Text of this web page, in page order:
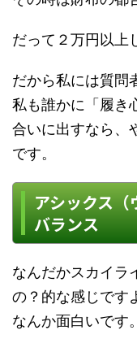
だって２万円以上
だから私には質問
私も誰かに「履き
合いに出すなら、
です。
アシックス（
バランス
なんだかスカイラ
の？的な感じです
なんか面白いです。